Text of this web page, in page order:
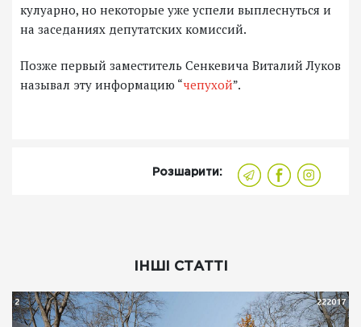
кулуарно, но некоторые уже успели выплеснуться и
на заседаниях депутатских комиссий.
Позже первый заместитель Сенкевича Виталий Луков
называл эту информацию “чепухой”.
Розшарити:
ІНШІ СТАТТІ